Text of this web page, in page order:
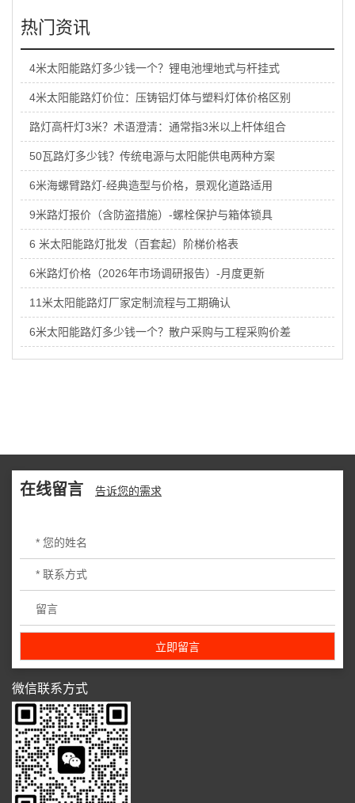
热门资讯
4米太阳能路灯多少钱一个？锂电池埋地式与杆挂式
4米太阳能路灯价位：压铸铝灯体与塑料灯体价格区别
路灯高杆灯3米？术语澄清：通常指3米以上杆体组合
50瓦路灯多少钱？传统电源与太阳能供电两种方案
6米海螺臂路灯-经典造型与价格，景观化道路适用
9米路灯报价（含防盗措施）-螺栓保护与箱体锁具
6 米太阳能路灯批发（百套起）阶梯价格表
6米路灯价格（2026年市场调研报告）-月度更新
11米太阳能路灯厂家定制流程与工期确认
6米太阳能路灯多少钱一个？散户采购与工程采购价差
在线留言 告诉您的需求
微信联系方式